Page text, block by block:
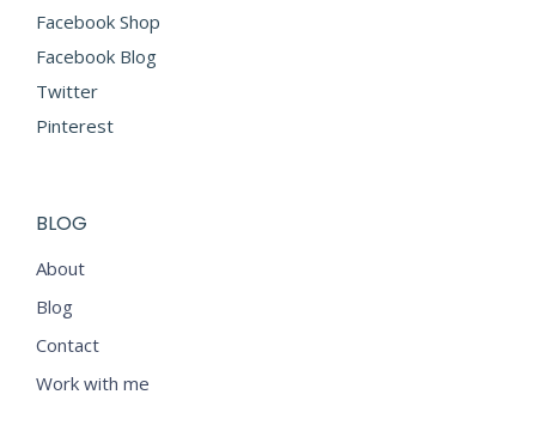
Facebook Shop
Facebook Blog
Twitter
Pinterest
BLOG
About
Blog
Contact
Work with me